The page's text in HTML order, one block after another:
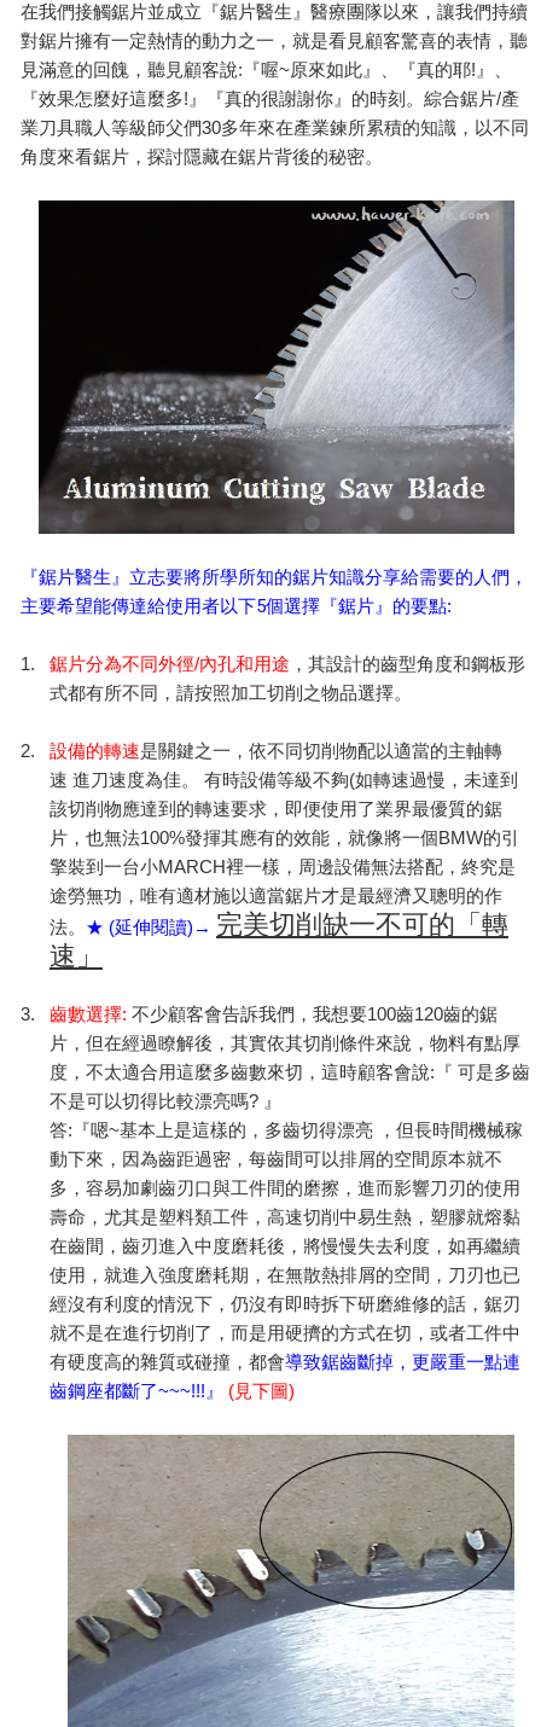
在我們接觸鋸片並成立『鋸片醫生』醫療團隊以來，讓我們持續
對鋸片擁有一定熱情的動力之一，就是看見顧客驚喜的表情，聽
見滿意的回餽，聽見顧客說: 『喔~原來如此』、『真的耶!』、
『效果怎麼好這麼多!』『真的很謝謝你』的時刻。綜合鋸片/產
業刀具職人等級師父們30多年來在產業鍊所累積的知識，以不同
角度來看鋸片，探討隱藏在鋸片背後的秘密。
『鋸片醫生』立志要將所學所知的鋸片知識分享給需要的人們，
主要希望能傳達給使用者以下5個選擇『鋸片』的要點:
1. 鋸片分為不同外徑/內孔和用途 ，其設計的齒型角度和鋼板形
式都有所不同，請按照加工切削之物品選擇。
2. 設備的轉速是關鍵之一，依不同切削物配以適當的主軸轉
速 進刀速度為佳。 有時設備等級不夠(如轉速過慢，未達到
該切削物應達到的轉速要求，即便使用了業界最優質的鋸
片，也無法100%發揮其應有的效能，就像將一個BMW的引
擎裝到一台小MARCH裡一樣，周邊設備無法搭配，終究是
途勞無功，唯有適材施以適當鋸片才是最經濟又聰明的作
法。 ★ (延伸閱讀)→ 完美切削缺一不可的「轉
速」
3. 齒數選擇: 不少顧客會告訴我們，我想要100齒120齒的鋸
片，但在經過瞭解後，其實依其切削條件來說，物料有點厚
度，不太適合用這麼多齒數來切，這時顧客會說: 『 可是多齒
不是可以切得比較漂亮嗎? 』
答: 『嗯~基本上是這樣的，多齒切得漂亮 ，但長時間機械稼
動下來，因為齒距過密，每齒間可以排屑的空間原本就不
多，容易加劇齒刃口與工件間的磨擦，進而影響刀刃的使用
壽命，尤其是塑料類工件，高速切削中易生熱，塑膠就熔黏
在齒間，齒刃進入中度磨耗後，將慢慢失去利度，如再繼續
使用，就進入強度磨耗期，在無散熱排屑的空間，刀刃也已
經沒有利度的情況下，仍沒有即時拆下研磨維修的話，鋸刃
就不是在進行切削了，而是用硬擠的方式在切，或者工件中
有硬度高的雜質或碰撞，都會導致鋸齒斷掉，更嚴重一點連
齒鋼座都斷了~~~!!!』 (見下圖)